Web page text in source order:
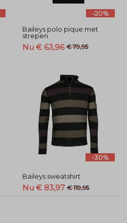
-20%
Baileys polo pique met
strepen
Nu € 63,96 € 79,95
-30%
Baileys sweatshirt
Nu € 83,97 € 119,95